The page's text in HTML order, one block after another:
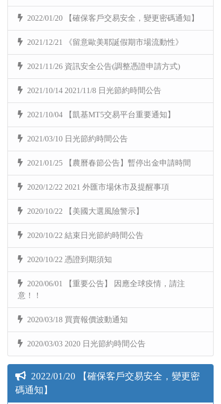
2022/01/20 【確保客戶交易安全，變更密碼通知】
2021/12/21 《留意歐美耶誕假期市場流動性》
2021/11/26 資訊安全公告(調整憑證申請方式)
2021/10/14 2021/11/8 日光節約時間公告
2021/10/04 【凱基MT5交易平台重要通知】
2021/03/10 日光節約時間公告
2021/01/25 【農曆春節公告】暫停出金申請時間
2020/12/22 2021 外匯市場休市及提醒事項
2020/10/22 【美國大選風險警示】
2020/10/22 結束日光節約時間公告
2020/10/22 憑證到期須知
2020/06/01 【重要公告】 因應全球疫情，請注
意！！
2020/03/18 買賣報價波動通知
2020/03/03 2020 日光節約時間公告
2022/01/20 【確保客戶交易安全，變更密
碼通知】